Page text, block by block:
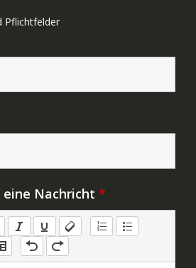
Pflichtfelder
eine Nachricht *